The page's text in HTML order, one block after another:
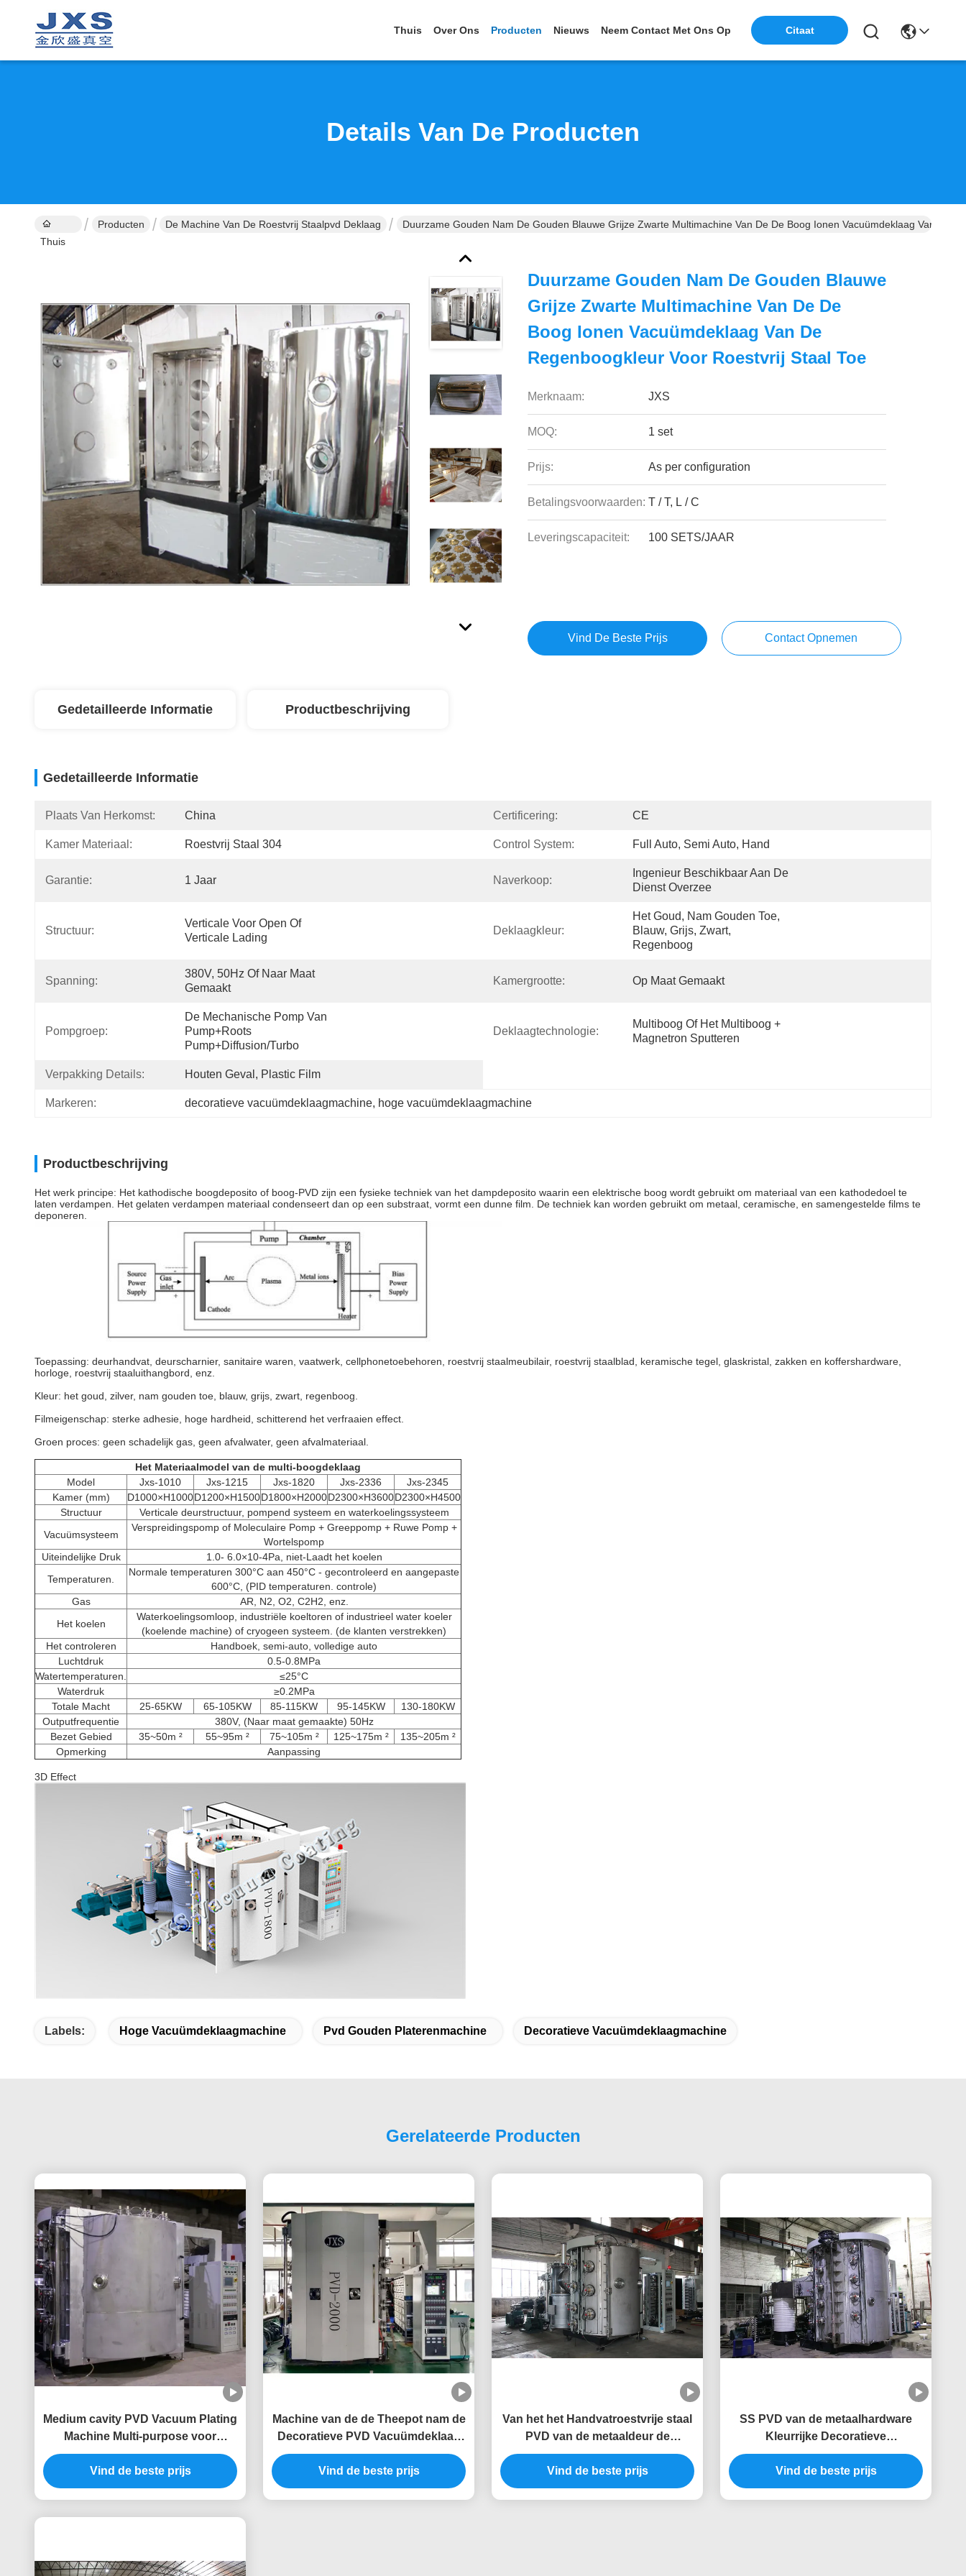
Thuis Over Ons Producten Nieuws Neem Contact Met Ons Op Citaat
Details Van De Producten
Thuis
Producten De Machine Van De Roestvrij Staalpvd Deklaag Duurzame Gouden Nam De Gouden Blauwe Grijze Zwarte Multimachine Van De De Boog Ionen Vacuümdeklaag Van De
Duurzame Gouden Nam De Gouden Blauwe
Grijze Zwarte Multimachine Van De De
Boog Ionen Vacuümdeklaag Van De
Regenboogkleur Voor Roestvrij Staal Toe
Merknaam: JXS
MOQ: 1 set
Prijs: As per configuration
Betalingsvoorwaarden: T / T, L / C
Leveringscapaciteit: 100 SETS/JAAR
Vind De Beste Prijs Contact Opnemen
Gedetailleerde Informatie Productbeschrijving
Gedetailleerde Informatie
Plaats Van Herkomst: China Certificering: CE
Kamer Materiaal: Roestvrij Staal 304 Control System: Full Auto, Semi Auto, Hand
Garantie: 1 Jaar Naverkoop:
Ingenieur Beschikbaar Aan De
Dienst Overzee
Structuur:
Verticale Voor Open Of
Verticale Lading
Deklaagkleur:
Het Goud, Nam Gouden Toe,
Blauw, Grijs, Zwart,
Regenboog
Spanning:
380V, 50Hz Of Naar Maat
Gemaakt
Kamergrootte: Op Maat Gemaakt
Pompgroep:
De Mechanische Pomp Van
Pump+Roots
Pump+Diffusion/Turbo
Deklaagtechnologie:
Multiboog Of Het Multiboog +
Magnetron Sputteren
Verpakking Details: Houten Geval, Plastic Film
Markeren: decoratieve vacuümdeklaagmachine, hoge vacuümdeklaagmachine
Productbeschrijving
Het werk principe: Het kathodische boogdeposito of boog-PVD zijn een fysieke techniek van het dampdeposito waarin een elektrische boog wordt gebruikt om materiaal van een kathodedoel te
laten verdampen. Het gelaten verdampen materiaal condenseert dan op een substraat, vormt een dunne film. De techniek kan worden gebruikt om metaal, ceramische, en samengestelde films te
deponeren.
Toepassing: deurhandvat, deurscharnier, sanitaire waren, vaatwerk, cellphonetoebehoren, roestvrij staalmeubilair, roestvrij staalblad, keramische tegel, glaskristal, zakken en koffershardware,
horloge, roestvrij staaluithangbord, enz.
Kleur: het goud, zilver, nam gouden toe, blauw, grijs, zwart, regenboog.
Filmeigenschap: sterke adhesie, hoge hardheid, schitterend het verfraaien effect.
Groen proces: geen schadelijk gas, geen afvalwater, geen afvalmateriaal.
Het Materiaalmodel van de multi-boogdeklaag
Model
Jxs-1010 Jxs-1215 Jxs-1820 Jxs-2336
Jxs-2345
Kamer (mm)
D1000×H1000D1200×H1500D1800×H2000D2300×H3600D2300×H4500
Structuur
Verticale deurstructuur, pompend systeem en waterkoelingssysteem
Vacuümsysteem
Verspreidingspomp of Moleculaire Pomp + Greeppomp + Ruwe Pomp +
Wortelspomp
Uiteindelijke Druk
1.0- 6.0×10-4Pa, niet-Laadt het koelen
Temperaturen.
Normale temperaturen 300°C aan 450°C - gecontroleerd en aangepaste
600°C, (PID temperaturen. controle)
Gas
AR, N2, O2, C2H2, enz.
Het koelen
Waterkoelingsomloop, industriële koeltoren of industrieel water koeler
(koelende machine) of cryogeen systeem. (de klanten verstrekken)
Het controleren
Handboek, semi-auto, volledige auto
Luchtdruk
0.5-0.8MPa
Watertemperaturen.
≤25°C
Waterdruk
≥0.2MPa
Totale Macht
25-65KW 65-105KW 85-115KW 95-145KW
130-180KW
Outputfrequentie
380V, (Naar maat gemaakte) 50Hz
Bezet Gebied
35~50m ² 55~95m ² 75~105m ² 125~175m ²
135~205m ²
Opmerking
Aanpassing
3D Effect
Labels: Hoge Vacuümdeklaagmachine Pvd Gouden Platerenmachine Decoratieve Vacuümdeklaagmachine
Gerelateerde Producten
Medium cavity PVD Vacuum Plating
Machine Multi-purpose voor
batchproductieapparatuur
Vind de beste prijs
Machine van de de Theepot nam de
Decoratieve PVD Vacuümdeklaag
van de roestvrij staalkop voor
Zwarte Regenboog Gouden Kleur
toe
Vind de beste prijs
Van het het Handvatroestvrije staal
PVD van de metaaldeur de
Deklaagmachine
Vind de beste prijs
SS PVD van de metaalhardware
Kleurrijke Decoratieve
Deklaagmachine
Vind de beste prijs